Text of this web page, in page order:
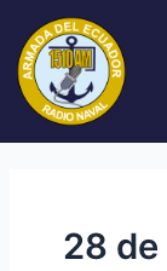
contenido
28